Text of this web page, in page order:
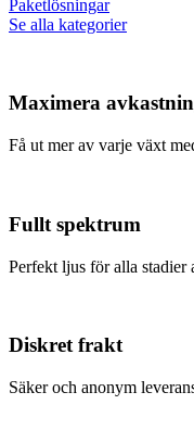
Paketlösningar
Se alla kategorier
Maximera
Få ut mer av varje växt
Fullt spektrum
Perfekt ljus för alla
Diskret frakt
Säker och anonym